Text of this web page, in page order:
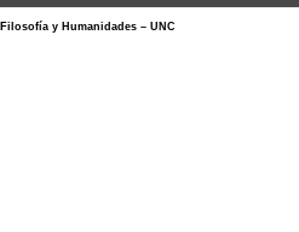
y Humanidades – UNC